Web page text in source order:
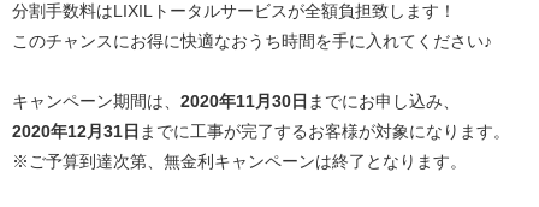
分割手数料はLIXILトータルサービスが全額負担致します！
このチャンスにお得に快適なおうち時間を手に入れてください♪
キャンペーン期間は、 2020年11月30日 までにお申し込み、
2020年12月31日 までに工事が完了するお客様が対象になります。
※ご予算到達次第、無金利キャンペーンは終了となります。